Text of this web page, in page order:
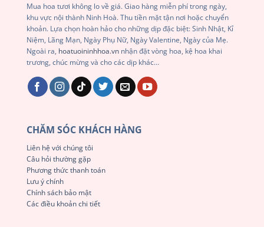
Mua hoa tươi không lo về giá. Giao hàng miễn phí trong ngày,
khu vực nội thành Ninh Hoà. Thu tiền mặt tận nơi hoặc chuyển
khoản. Lựa chọn hoàn hảo cho những dịp đặc biệt: Sinh Nhật, Kỉ
Niệm, Lãng Mạn, Ngày Phụ Nữ, Ngày Valentine, Ngày của Mẹ.
Ngoài ra, hoatuoininhhoa.vn nhận đặt vòng hoa, kệ hoa khai
trương, chúc mừng và cho các dịp khác...
CHĂM SÓC KHÁCH HÀNG
Liên hệ với chúng tôi
Câu hỏi thường gặp
Phương thức thanh toán
Lưu ý chính
Chính sách bảo mật
Các điều khoản chi tiết